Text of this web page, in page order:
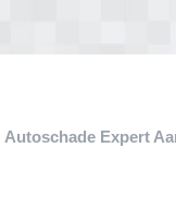
Autoschade Expert